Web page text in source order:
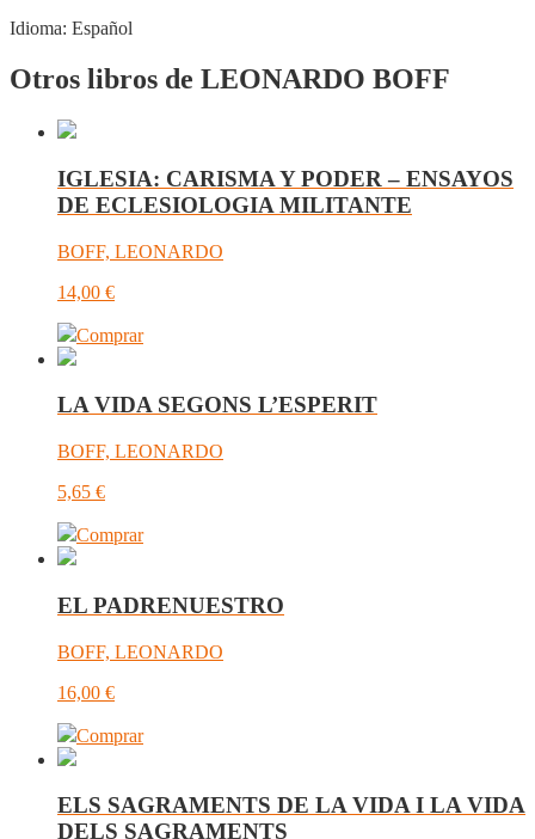
Idioma: Español
Otros libros de LEONARDO BOFF
IGLESIA: CARISMA Y PODER – ENSAYOS
DE ECLESIOLOGIA MILITANTE
BOFF, LEONARDO
14,00 €
Comprar
LA VIDA SEGONS L’ESPERIT
BOFF, LEONARDO
5,65 €
Comprar
EL PADRENUESTRO
BOFF, LEONARDO
16,00 €
Comprar
ELS SAGRAMENTS DE LA VIDA I LA VIDA
DELS SAGRAMENTS